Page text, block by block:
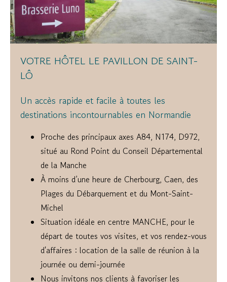
VOTRE HÔTEL LE PAVILLON DE SAINT-
LÔ
Un accès rapide et facile à toutes les
destinations incontournables en Normandie
Proche des principaux axes A84, N174, D972,
situé au Rond Point du Conseil Départemental
de la Manche
À moins d’une heure de Cherbourg, Caen, des
Plages du Débarquement et du Mont-Saint-
Michel
Situation idéale en centre MANCHE, pour le
départ de toutes vos visites, et vos rendez-vous
d'affaires : location de la salle de réunion à la
journée ou demi-journée
Nous invitons nos clients à favoriser les